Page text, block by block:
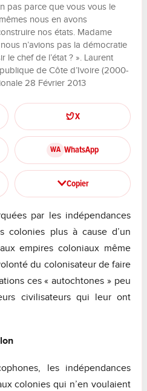
pas parce que vous vous le
nous en avons
nos états. Madame
n’avions pas la démocratie
le chef de l’état ? ». Laurent
de Côte d’Ivoire (2000-
28 Février 2013
X
WA WhatsApp
Copier
par les indépendances
colonies plus à cause d’un
empires coloniaux même
du colonisateur de faire
ces « autochtones » peu
civilisateurs qui leur ont
les indépendances
colonies qui n’en voulaient